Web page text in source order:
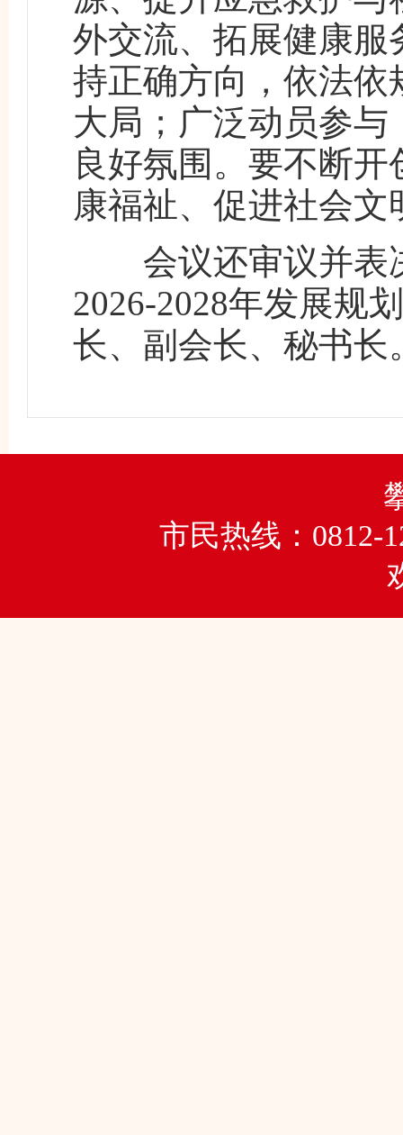
外交流、拓展健康
持正确方向，依法
大局；广泛动员参
良好氛围。要不断
康福祉、促进社会
会议还审议并表
2026-2028年发展规
长、副会长、秘书长
市民热线：0812-